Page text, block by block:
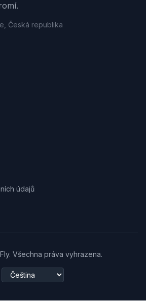
Česká republika
údajů
Všechna práva vyhrazena.